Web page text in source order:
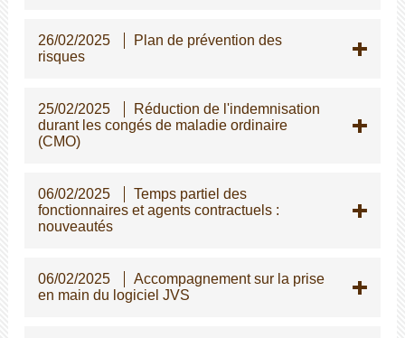
26/02/2025
Plan de prévention des
risques
25/02/2025
Réduction de l'indemnisation
durant les congés de maladie ordinaire
(CMO)
06/02/2025
Temps partiel des
fonctionnaires et agents contractuels :
nouveautés
06/02/2025
Accompagnement sur la prise
en main du logiciel JVS